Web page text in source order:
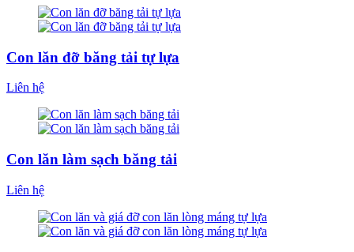
Con lăn đỡ băng tải tự lựa
Liên hệ
Con lăn làm sạch băng tải
Liên hệ